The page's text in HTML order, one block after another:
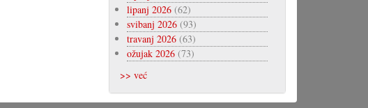
lipanj 2026(62)
svibanj 2026(93)
travanj 2026(63)
ožujak 2026(73)
>> već